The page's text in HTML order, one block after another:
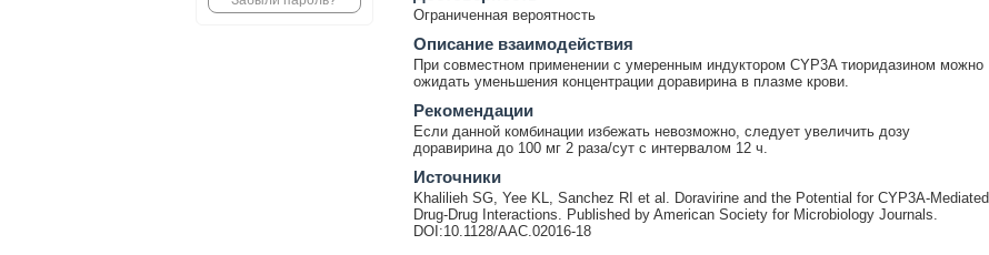
Ограниченная вероятность
Описание взаимодействия
При совместном применении с умеренным индуктором CYP3A тиоридазином можно
ожидать уменьшения концентрации доравирина в плазме крови.
Рекомендации
Если данной комбинации избежать невозможно, следует увеличить дозу
доравирина до 100 мг 2 раза/сут с интервалом 12 ч.
Источники
Khalilieh SG, Yee KL, Sanchez RI et al. Doravirine and the Potential for CYP3A-Mediated
Drug-Drug Interactions. Published by American Society for Microbiology Journals.
DOI:10.1128/AAC.02016-18